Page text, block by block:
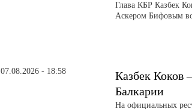
Глава КБР Казбек
Аскером Бифовым
07.08.2026 - 18:58
Казбек Коков
Балкарии
На официальных